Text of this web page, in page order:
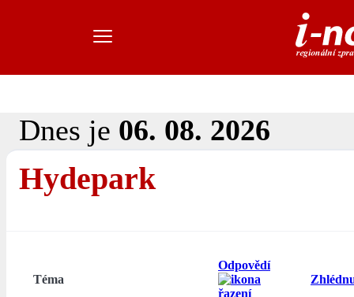
Dnes je 06. 08. 2026
Hydepark
Téma
Odpovědí